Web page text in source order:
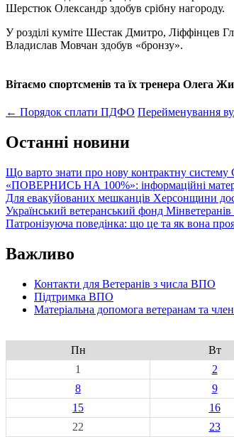
Шерстюк Олександр здобув срібну нагороду.
У розділі куміте Шестак Дмитро, Ліффінцев
Владислав Мовчан здобув «бронзу».
Вітаємо спортсменів та їх тренера Олега
Post
navigation
← Порядок сплати ПДФО Перейменування
Останні новини
Що варто знати про нову контрактну
«ПОВЕРНИСЬ НА 100%»: інформаційні
Для евакуйованих мешканців Херсонщини
Український ветеранський фонд
Патронізуюча поведінка: що це та як вона
Важливо
Контакти для Ветеранів з числа ВПО
Підтримка ВПО
Матеріальна допомога ветеранам та
Пн
Вт
1
2
8
9
15
16
22
23